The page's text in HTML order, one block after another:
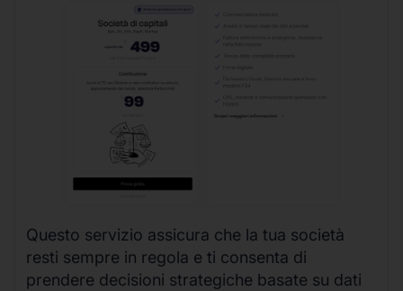
Questo servizio assicura che la tua società
resti sempre in regola e ti consenta di
prendere decisioni strategiche basate su dati